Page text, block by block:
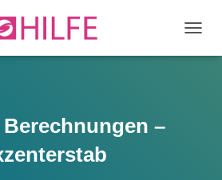
A
Berechnungen –